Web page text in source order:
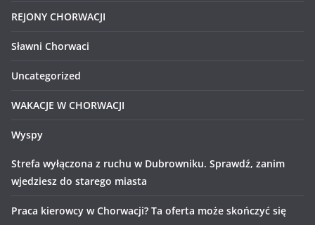
REJONY CHORWACJI
Sławni Chorwaci
Uncategorized
WAKACJE W CHORWACJI
Wyspy
Strefa wyłączona z ruchu w Dubrowniku. Sprawdź, zanim
wjedziesz do starego miasta
Praca kierowcy w Chorwacji? Ta oferta może skończyć się